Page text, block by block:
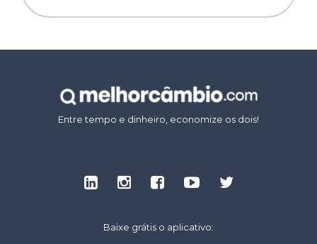
Entre tempo e dinheiro, economize os dois!
Baixe grátis o aplicativo: